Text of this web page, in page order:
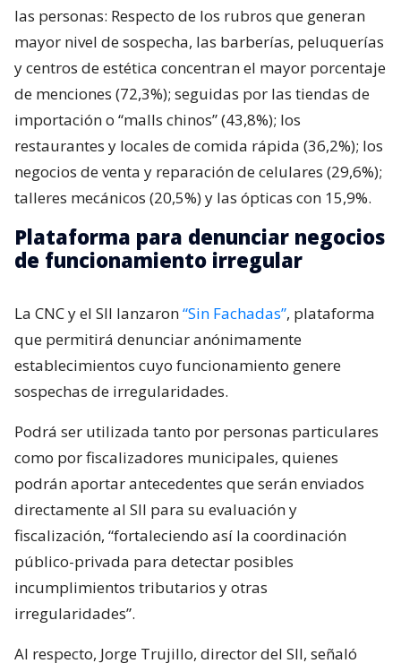
las personas: Respecto de los rubros que generan
mayor nivel de sospecha, las barberías, peluquerías
y centros de estética concentran el mayor porcentaje
de menciones (72,3%); seguidas por las tiendas de
importación o “malls chinos” (43,8%); los
restaurantes y locales de comida rápida (36,2%); los
negocios de venta y reparación de celulares (29,6%);
talleres mecánicos (20,5%) y las ópticas con 15,9%.
Plataforma para denunciar negocios
de funcionamiento irregular
La CNC y el SII lanzaron“Sin Fachadas”, plataforma
que permitirá denunciar anónimamente
establecimientos cuyo funcionamiento genere
sospechas de irregularidades.
Podrá ser utilizada tanto por personas particulares
como por fiscalizadores municipales, quienes
podrán aportar antecedentes que serán enviados
directamente al SII para su evaluación y
fiscalización, “fortaleciendo así la coordinación
público-privada para detectar posibles
incumplimientos tributarios y otras
irregularidades”.
Al respecto, Jorge Trujillo, director del SII, señaló